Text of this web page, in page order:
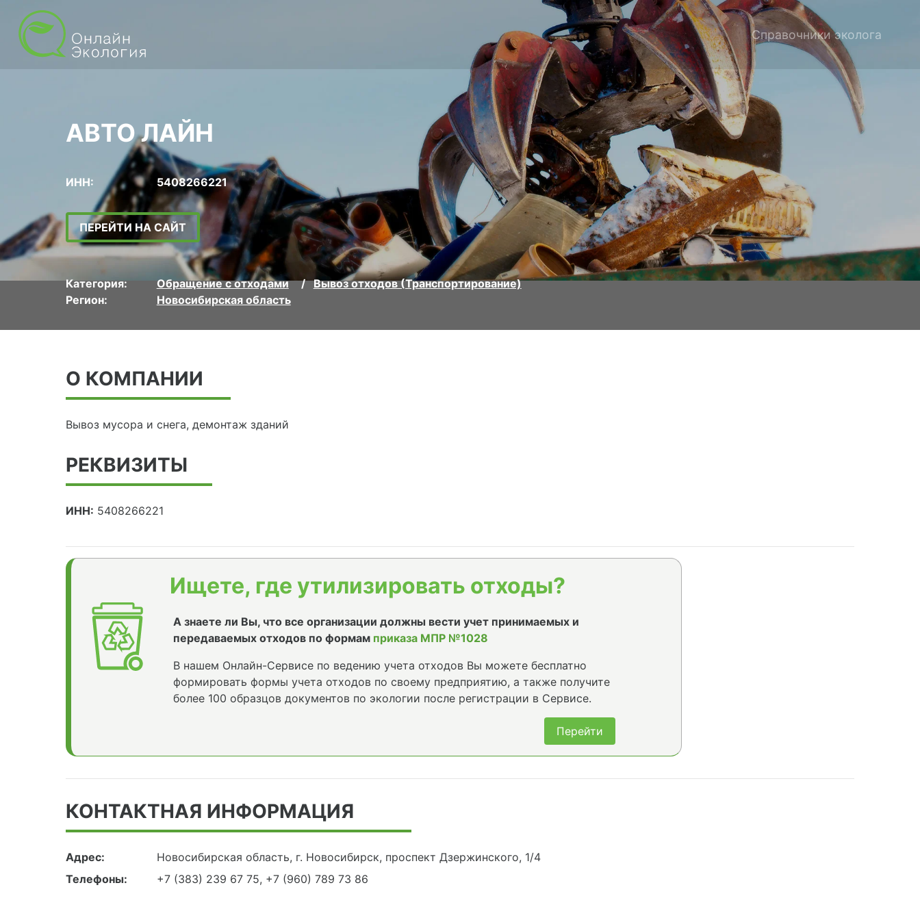
Справочники эколога
АВТО ЛАЙН
ИНН: 5408266221
ПЕРЕЙТИ НА САЙТ
Категория: Обращение с отходами
Вывоз отходов (Транспортирование)
Регион:
Новосибирская область
О КОМПАНИИ
Вывоз мусора и снега, демонтаж зданий
РЕКВИЗИТЫ
ИНН: 5408266221
Ищете, где утилизировать отходы?
А знаете ли Вы, что все организации должны вести учет принимаемых и
передаваемых отходов по формам приказа МПР №1028
В нашем Онлайн-Сервисе по ведению учета отходов Вы можете бесплатно
формировать формы учета отходов по своему предприятию, а также получите
более 100 образцов документов по экологии после регистрации в Сервисе.
Перейти
КОНТАКТНАЯ ИНФОРМАЦИЯ
Адрес:
Новосибирская область, г. Новосибирск, проспект Дзержинского, 1/4
Телефоны:
+7 (383) 239 67 75, +7 (960) 789 73 86